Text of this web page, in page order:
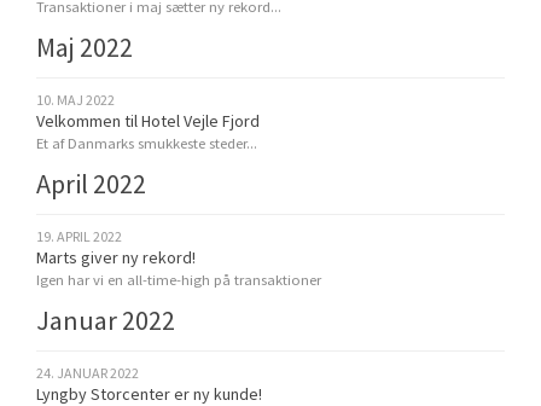
Transaktioner i maj sætter ny rekord...
Maj 2022
10. MAJ 2022
Velkommen til Hotel Vejle Fjord
Et af Danmarks smukkeste steder...
April 2022
19. APRIL 2022
Marts giver ny rekord!
Igen har vi en all-time-high på transaktioner
Januar 2022
24. JANUAR 2022
Lyngby Storcenter er ny kunde!